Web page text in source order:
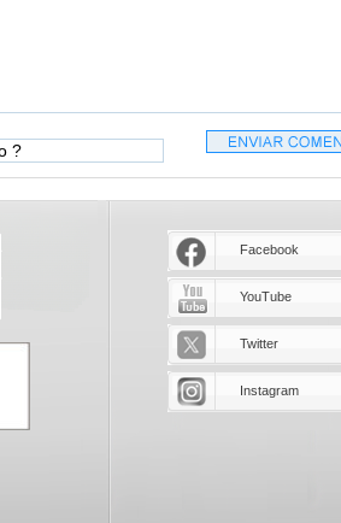
Facebook
YouTube
Twitter
Instagram